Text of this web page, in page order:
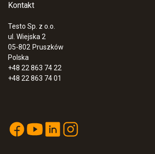
Kontakt
Testo Sp. z o.o.
ul. Wiejska 2
05-802 Pruszków
Polska
+48 22 863 74 22
+48 22 863 74 01